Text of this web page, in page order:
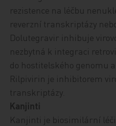
rezistence na léčbu
reverzní transkriptázy
Dolutegravir inhibuje
nezbytná k integraci
do hostitelského genomu
Rilpivirin je inhibitorem
transkriptázy.
Kanjinti
Kanjinti je biosimilární